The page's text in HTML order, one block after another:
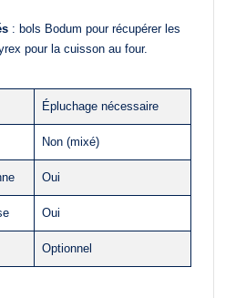
: bols Bodum pour récupérer les
pour la cuisson au four.
Épluchage nécessaire
Non (mixé)
Oui
Oui
Optionnel